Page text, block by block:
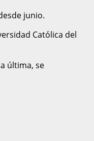
junio.
Católica del
última, se